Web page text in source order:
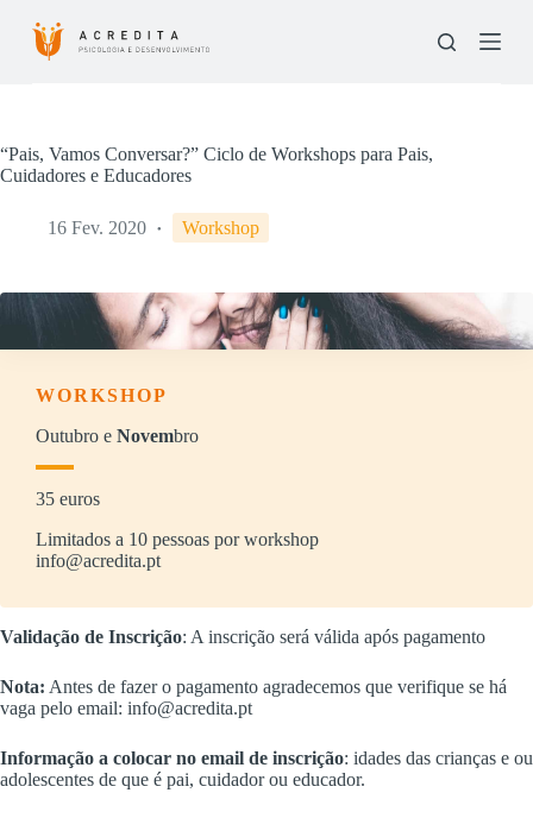
a
r
“Pais, Vamos Conversar?” Ciclo de Workshops para Pais,
Cuidadores e Educadores
16 Fev. 2020 Workshop
WORKSHOP
Outubro e Novembro
35 euros
Limitados a 10 pessoas por workshop
info@acredita.pt
Validação de Inscrição: A inscrição será válida após pagamento
Nota: Antes de fazer o pagamento agradecemos que verifique se há
vaga pelo email: info@acredita.pt
Informação a colocar no email de inscrição: idades das crianças e ou
adolescentes de que é pai, cuidador ou educador.